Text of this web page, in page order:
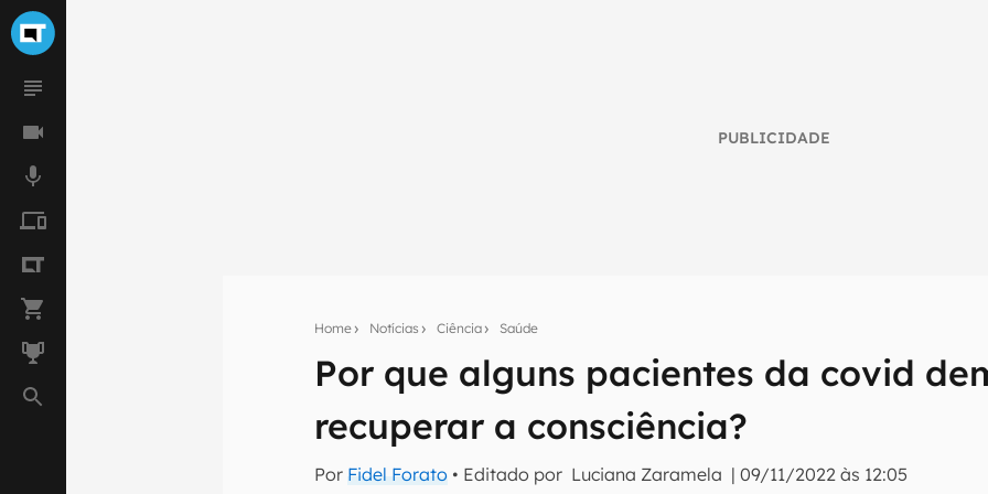
PUBLICIDADE
Home Notícias Ciência Saúde
Por que alguns pacientes da covid
recuperar a consciência?
Por Fidel Forato • Editado por Luciana Zaramela |09/11/2022 às 12:05
Assine a newsletter do Canaltech e receba notícias e reviews sobre tecnologia